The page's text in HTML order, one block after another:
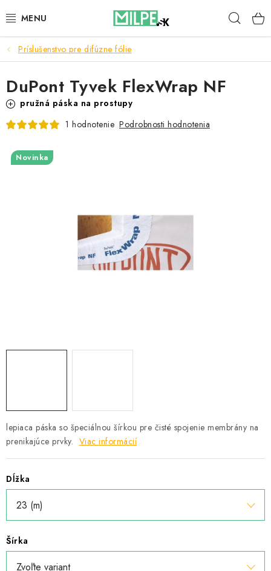
na
STREŠNÉ OKNÁ
PODKROVNÉ SCHODY
Reklamace a vrácení zboží
Zásady používania súborov cookie
Príslušenstvo pre difúzne fólie
lepiaca páska so špeciálnou šírkou pre čisté spojenie membrány na
prenikajúce prvky. Viac informácií
Dĺžka
Šírka
DuPont Tyvek FlexWrap NF
pružná páska na prostupy
1 hodnotenie Podrobnosti hodnotenia
Novinka